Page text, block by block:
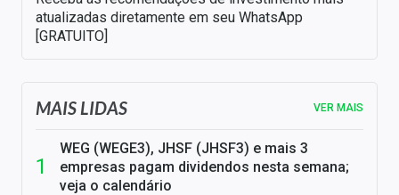
atualizadas diretamente em seu WhatsApp
[GRATUITO]
MAIS LIDAS VER MAIS
WEG (WEGE3), JHSF (JHSF3) e mais 3
empresas pagam dividendos nesta semana;
veja o calendário